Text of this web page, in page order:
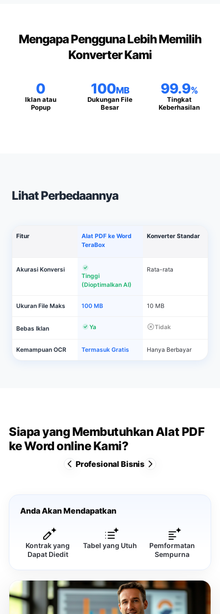
Mengapa Pengguna Lebih Memilih
Konverter Kami
0
Iklan atau
Popup
100MB
Dukungan File
Besar
99.9%
Tingkat
Keberhasilan
Lihat Perbedaannya
Fitur
Alat PDF ke Word
TeraBox
Konverter Standar
Akurasi Konversi
Tinggi
(Dioptimalkan AI)
Rata-rata
Ukuran File Maks 100 MB 10 MB
Bebas Iklan Ya Tidak
Kemampuan OCR Termasuk Gratis Hanya Berbayar
Siapa yang Membutuhkan Alat PDF
ke Word online Kami?
Profesional Bisnis
Anda Akan Mendapatkan
Kontrak yang
Dapat Diedit
Tabel yang Utuh
Pemformatan
Sempurna